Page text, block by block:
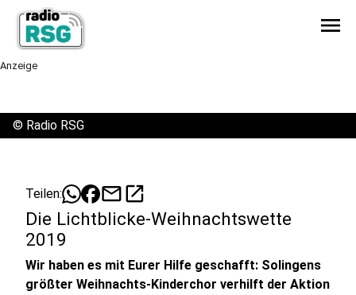
menu
Anzeige
© Radio RSG
Teilen: mailopen_in_new
Die Lichtblicke-Weihnachtswette
2019
Wir haben es mit Eurer Hilfe geschafft: Solingens
größter Weihnachts-Kinderchor verhilft der Aktion